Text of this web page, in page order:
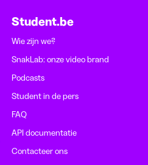
Student.be
Wie zijn we?
SnakLab: onze video brand
Podcasts
Student in de pers
FAQ
API documentatie
Contacteer ons